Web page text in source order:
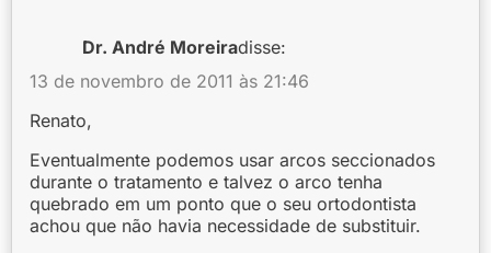
Dr. André Moreiradisse:
13 de novembro de 2011 às 21:46
Renato,
Eventualmente podemos usar arcos seccionados
durante o tratamento e talvez o arco tenha
quebrado em um ponto que o seu ortodontista
achou que não havia necessidade de substituir.